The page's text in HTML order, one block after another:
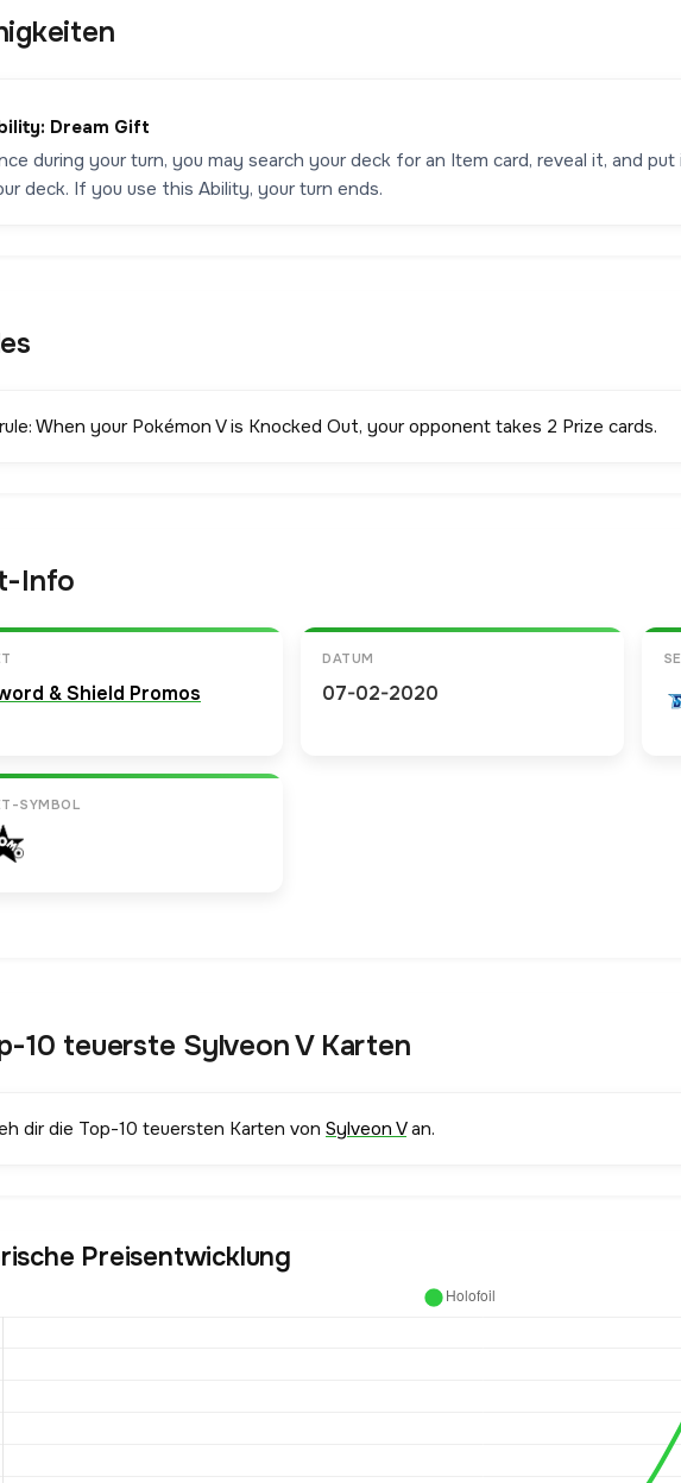
Dream Gift
during your turn, you may search your deck for an Item card, reveal it, and
deck. If you use this Ability, your turn ends.
When your Pokémon V is Knocked Out, your opponent takes 2 Prize cards.
Info
& Shield Promos
DATUM
07-02-2020
SYMBOL
10 teuerste Sylveon V Karten
dir die Top-10 teuersten Karten von Sylveon Van.
Preisentwicklung